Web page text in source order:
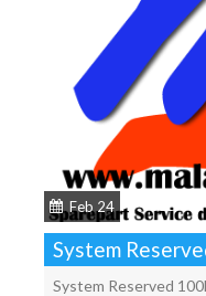
Feb 24
System
System Reserved